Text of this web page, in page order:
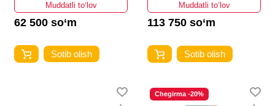
Muddatli to‘lov
62 500 so‘m
Sotib olish
Muddatli to‘lov
113 750 so‘m
Sotib olish
Chegirma -20%